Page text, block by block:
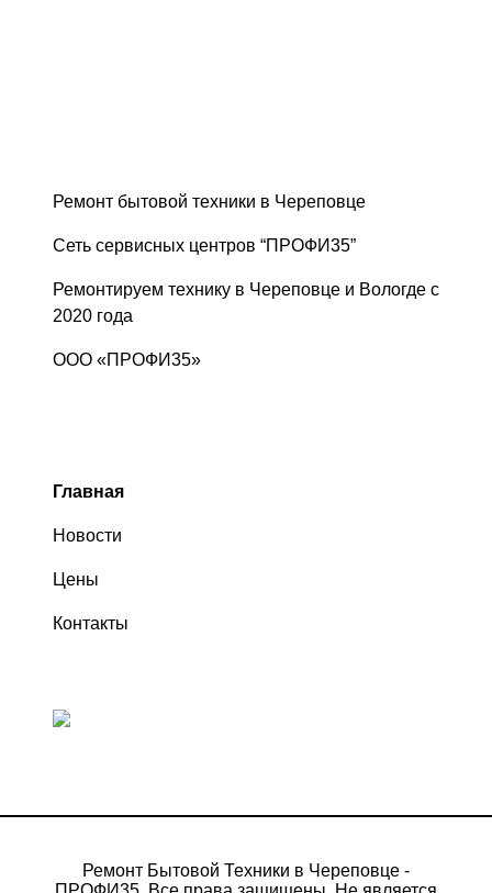
Ремонт бытовой техники в Череповце
Сеть сервисных центров “ПРОФИ35”
Ремонтируем технику в Череповце и Вологде с
2020 года
ООО «ПРОФИ35»
Главная
Новости
Цены
Контакты
Ремонт Бытовой Техники в Череповце -